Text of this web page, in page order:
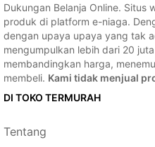
Dukungan Belanja Online. Situs
produk di platform e-niaga.
dengan upaya upaya yang tak
mengumpulkan lebih dari 20
membandingkan harga,
membeli. Kami tidak menjual
DI TOKO TERMURAH
Tentang